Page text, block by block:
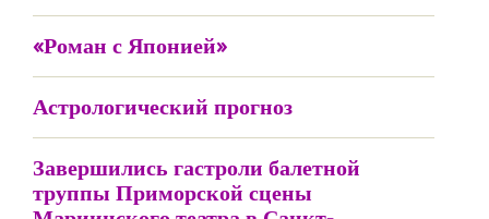
«Роман с Японией»
Астрологический прогноз
Завершились гастроли балетной
труппы Приморской сцены